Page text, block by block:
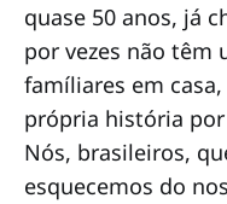
quase 50 anos, já
por vezes não têm
famíliares em
própria história
Nós, brasileiros,
esquecemos do